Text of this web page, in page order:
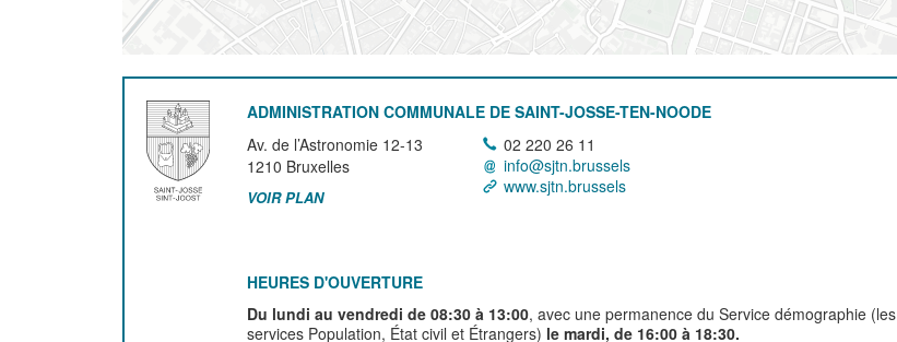
ADMINISTRATION COMMUNALE DE SAINT-JOSSE-TEN-NOODE
Av. de l’Astronomie 12-13
1210 Bruxelles
VOIR PLAN
02 220 26 11
info@sjtn.brussels
www.sjtn.brussels
HEURES D'OUVERTURE
Du lundi au vendredi de 08:30 à 13:00, avec une permanence du Service démographie (les
services Population, État civil et Étrangers) le mardi, de 16:00 à 18:30.